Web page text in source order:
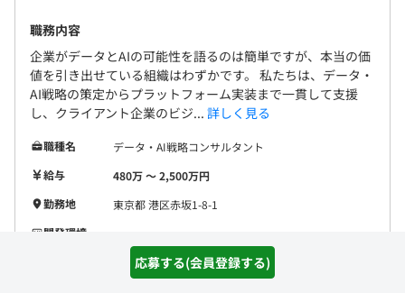
応募する(会員登録する)
職務内容
企業がデータとAIの可能性を語るのは簡単ですが、本当の価
値を引き出せている組織はわずかです。 私たちは、データ・
AI戦略の策定からプラットフォーム実装まで一貫して支援
し、クライアント企業のビジ... 詳しく見る
職種名
データ・AI戦略コンサルタント
給与
480万 〜 2,500万円
勤務地
東京都 港区赤坂1-8-1
開発環境